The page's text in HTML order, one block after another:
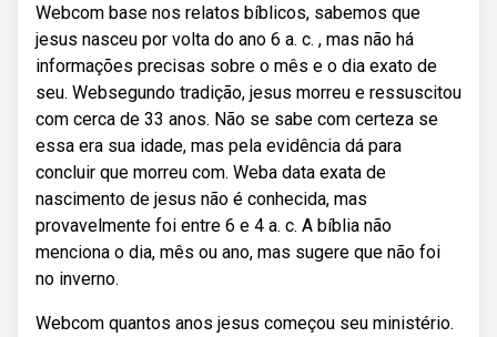
Webcom base nos relatos bíblicos, sabemos que
jesus nasceu por volta do ano 6 a. c. , mas não há
informações precisas sobre o mês e o dia exato de
seu. Websegundo tradição, jesus morreu e ressuscitou
com cerca de 33 anos. Não se sabe com certeza se
essa era sua idade, mas pela evidência dá para
concluir que morreu com. Weba data exata de
nascimento de jesus não é conhecida, mas
provavelmente foi entre 6 e 4 a. c. A bíblia não
menciona o dia, mês ou ano, mas sugere que não foi
no inverno.
Webcom quantos anos jesus começou seu ministério.